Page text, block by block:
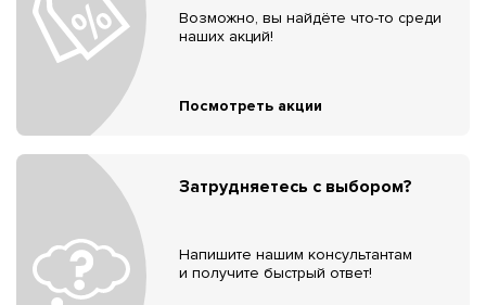
Возможно, вы найдёте что-то среди
наших акций!
Посмотреть акции
Затрудняетесь с выбором?
Напишите нашим консультантам
и получите быстрый ответ!